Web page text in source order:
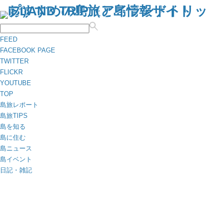
FEED
FACEBOOK PAGE
TWITTER
FLICKR
YOUTUBE
TOP
島旅レポート
島旅TIPS
島を知る
島に住む
島ニュース
島イベント
日記・雑記